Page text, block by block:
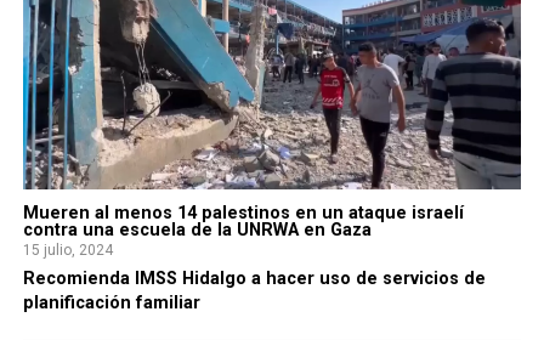
Mueren al menos 14 palestinos en un ataque israelí
contra una escuela de la UNRWA en Gaza
15 julio, 2024
Recomienda IMSS Hidalgo a hacer uso de servicios de
planificación familiar